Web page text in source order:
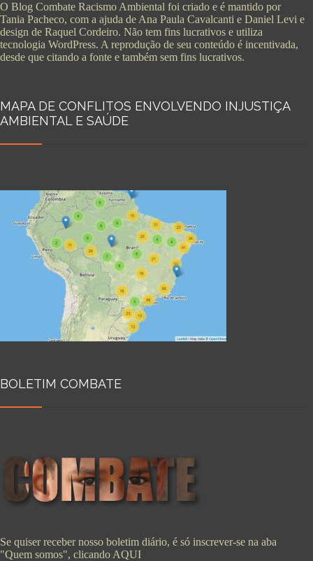
O Blog Combate Racismo Ambiental foi criado e é mantido por
Tania Pacheco, com a ajuda de Ana Paula Cavalcanti e Daniel Levi e
design de Raquel Cordeiro. Não tem fins lucrativos e utiliza
tecnologia WordPress. A reprodução de seu conteúdo é incentivada,
desde que citando a fonte e também sem fins lucrativos.
MAPA DE CONFLITOS ENVOLVENDO INJUSTIÇA
AMBIENTAL E SAÚDE
BOLETIM COMBATE
Se quiser receber nosso boletim diário, é só inscrever-se na aba
"Quem somos", clicando AQUI